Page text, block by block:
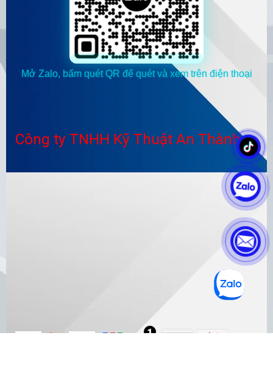
Mở Zalo, bấm quét QR để quét và xem trên điện thoại
Công ty TNHH Kỹ Thuật An Thành